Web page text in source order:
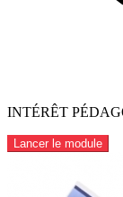
INTÉRÊT
Lancer le module